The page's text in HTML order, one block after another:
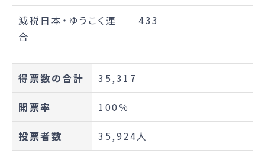
減税日本・ゆうこく連
合
433
得票数の合計 35,317
開票率 100％
投票者数 35,924人